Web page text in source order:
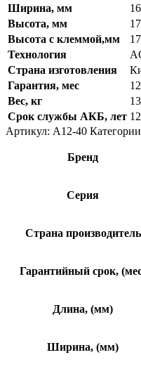
Ширина, мм
Высота, мм
Высота с клеммой,мм
Технология
Страна изготовления
Гарантия, мес
12
Вес, кг
Срок службы АКБ, лет 12
Артикул: A12-40
Бренд
Серия
Страна производитель
Гарантийный срок,
Длина, (мм)
Ширина, (мм)